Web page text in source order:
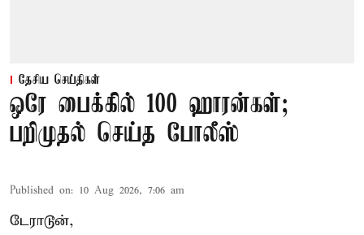
தேசிய செய்திகள்
ஒரே பைக்கில் 100 ஹாரன்கள்;
பறிமுதல் செய்த போலீஸ்
Published on: 10 Aug 2026, 7:06 am
டேராடூன்,